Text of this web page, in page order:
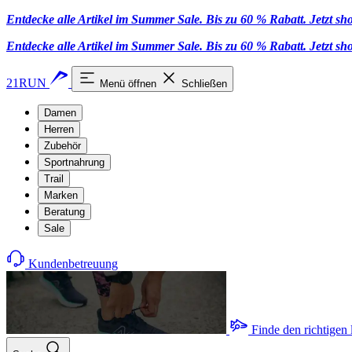
Entdecke alle Artikel im Summer Sale. Bis zu 60 % Rabatt. Jetzt
Entdecke alle Artikel im Summer Sale. Bis zu 60 % Rabatt. Jetzt
21RUN Menü öffnen Schließen
Damen
Herren
Zubehör
Sportnahrung
Trail
Marken
Beratung
Sale
Kundenbetreuung
Finde den richtigen